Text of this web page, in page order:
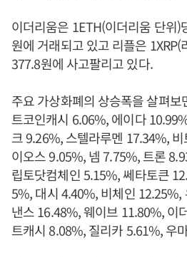
이더리움은 1ETH(이더리움 단위
원에 거래되고 있고 리플은
377.8원에 사고팔리고 있다.
주요 가상화폐의 상승폭을 살펴
트코인캐시 6.06%, 에이다
크 9.26%, 스텔라루멘 17.34%,
이오스 9.05%, 넴 7.75%, 트론
립토닷컴체인 5.15%, 쎄타토큰
5%, 대시 4.40%, 비체인 12.25%,
낸스 16.48%, 웨이브 11.80%, 이
트캐시 8.08%, 질리카 5.61%, 우